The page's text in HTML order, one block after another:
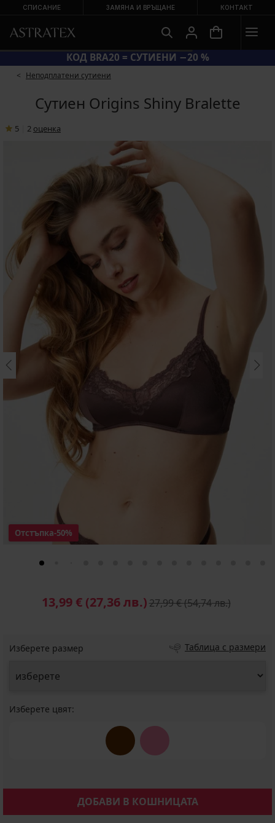
СПИСАНИЕ ЗАМЯНА И ВРЪЩАНЕ КОНТАКТ
КОД BRA20 = СУТИЕНИ −20 %
Неподплатени сутиени
Сутиен Origins Shiny Bralette
5 2 oценка
Отстъпка-50%
13,99 € (27,36 лв.)27,99 €(54,74 лв.)
Изберете размер Таблица с размери
Изберете цвят:
ДОБАВИ В КОШНИЦАТА